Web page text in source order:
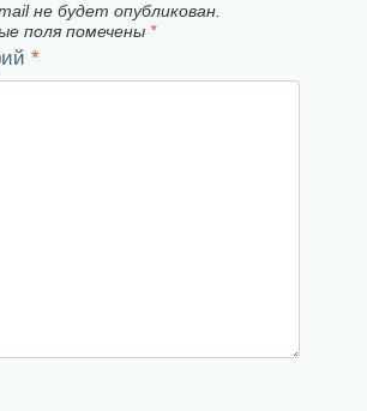
не будет опубликован.
поля помечены *
*